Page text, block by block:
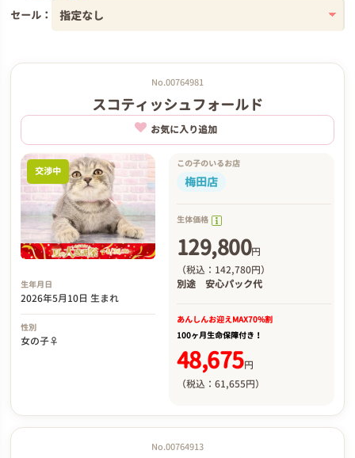
セール：
No.00764981
スコティッシュフォールド
お気に入り追加
交渉中
生年月日
2026年5月10日 生まれ
性別
女の子♀
この子のいるお店
梅田店
生体価格
129,800円
（税込：142,780円）
別途 安心パック代
あんしんお迎えMAX70%割
100ヶ月生命保障付き！
48,675円
（税込：61,655円）
No.00764913